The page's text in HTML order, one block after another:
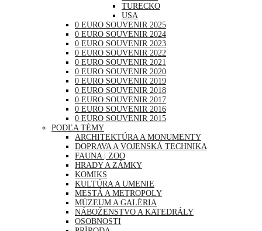
TURECKO
USA
0 EURO SOUVENIR 2025
0 EURO SOUVENIR 2024
0 EURO SOUVENIR 2023
0 EURO SOUVENIR 2022
0 EURO SOUVENIR 2021
0 EURO SOUVENIR 2020
0 EURO SOUVENIR 2019
0 EURO SOUVENIR 2018
0 EURO SOUVENIR 2017
0 EURO SOUVENIR 2016
0 EURO SOUVENIR 2015
PODĽA TÉMY
ARCHITEKTÚRA A MONUMENTY
DOPRAVA A VOJENSKÁ TECHNIKA
FAUNA | ZOO
HRADY A ZÁMKY
KOMIKS
KULTÚRA A UMENIE
MESTÁ A METROPOLY
MÚZEUM A GALÉRIA
NÁBOŽENSTVO A KATEDRÁLY
OSOBNOSTI